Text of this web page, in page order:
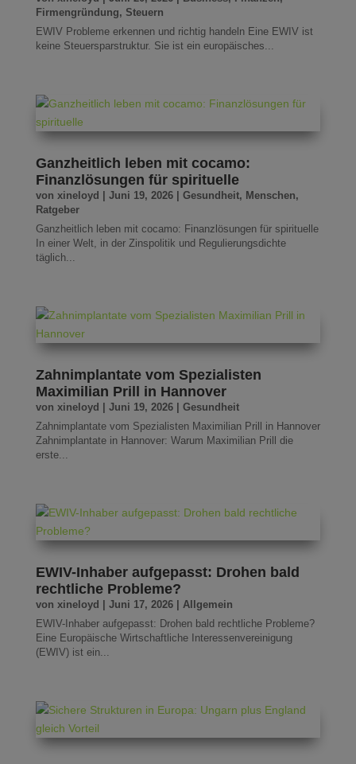
Firmengründung, Steuern
EWIV Probleme erkennen und richtig handeln Eine EWIV ist
keine Steuersparstruktur. Sie ist ein europäisches...
Ganzheitlich leben mit cocamo:
Finanzlösungen für spirituelle
von xineloyd Juni 19, 2026| Gesundheit, Menschen,
Ratgeber
Ganzheitlich leben mit cocamo: Finanzlösungen für spirituelle
In einer Welt, in der Zinspolitik und Regulierungsdichte
täglich...
Zahnimplantate vom Spezialisten
Maximilian Prill in Hannover
von xineloyd Juni 19, 2026| Gesundheit
Zahnimplantate vom Spezialisten Maximilian Prill in Hannover
Zahnimplantate in Hannover: Warum Maximilian Prill die
erste...
EWIV-Inhaber aufgepasst: Drohen bald
rechtliche Probleme?
von xineloyd Juni 17, 2026| Allgemein
EWIV-Inhaber aufgepasst: Drohen bald rechtliche Probleme?
Eine Europäische Wirtschaftliche Interessenvereinigung
(EWIV) ist ein...